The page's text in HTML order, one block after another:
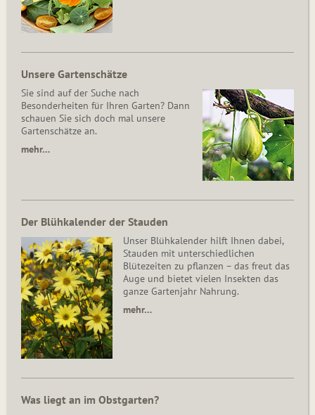
Unsere Gartenschätze
Sie sind auf der Suche nach
Besonderheiten für Ihren Garten? Dann
schauen Sie sich doch mal unsere
Gartenschätze an.
mehr…
Der Blühkalender der Stauden
Unser Blühkalender hilft Ihnen dabei,
Stauden mit unterschiedlichen
Blütezeiten zu pflanzen – das freut das
Auge und bietet vielen Insekten das
ganze Gartenjahr Nahrung.
mehr…
Was liegt an im Obstgarten?